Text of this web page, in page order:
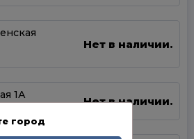
Нет в наличии.
1А
Нет в наличии.
город